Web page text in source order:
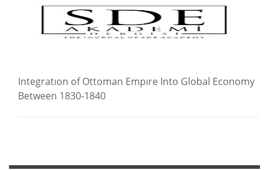
Integratıon of Ottoman Empıre Into Global Economy
Between 1830-1840